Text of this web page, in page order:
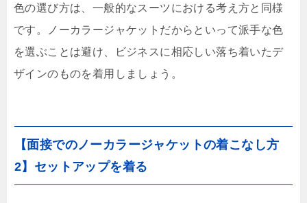
色の選び方は、一般的なスーツにおける考え方と同様
です。ノーカラージャケットだからといって派手な色
を選ぶことは避け、ビジネスに相応しい落ち着いたデ
ザインのものを着用しましょう。
【面接でのノーカラージャケットの着こなし方
2】セットアップを着る